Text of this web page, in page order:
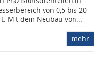
von 0,5 bis 20
Mit dem Neubau von...
mehr